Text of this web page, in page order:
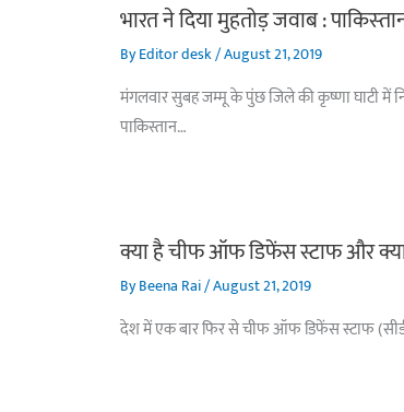
भारत ने दिया मुहतोड़ जवाब :
ByEditor desk/August 21, 2019
मंगलवार सुबह जम्मू के पुंछ जिले की कृष्णा घाटी में
पाकिस्तान…
क्या है चीफ ऑफ डिफेंस स्टाफ और क्या
ByBeena Rai/August 21, 2019
देश में एक बार फिर से चीफ ऑफ डिफेंस स्टाफ